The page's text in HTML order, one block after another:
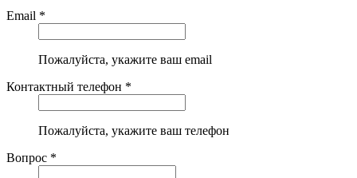
Email *
Пожалуйста, укажите ваш email
Контактный телефон *
Пожалуйста, укажите ваш телефон
Вопрос *